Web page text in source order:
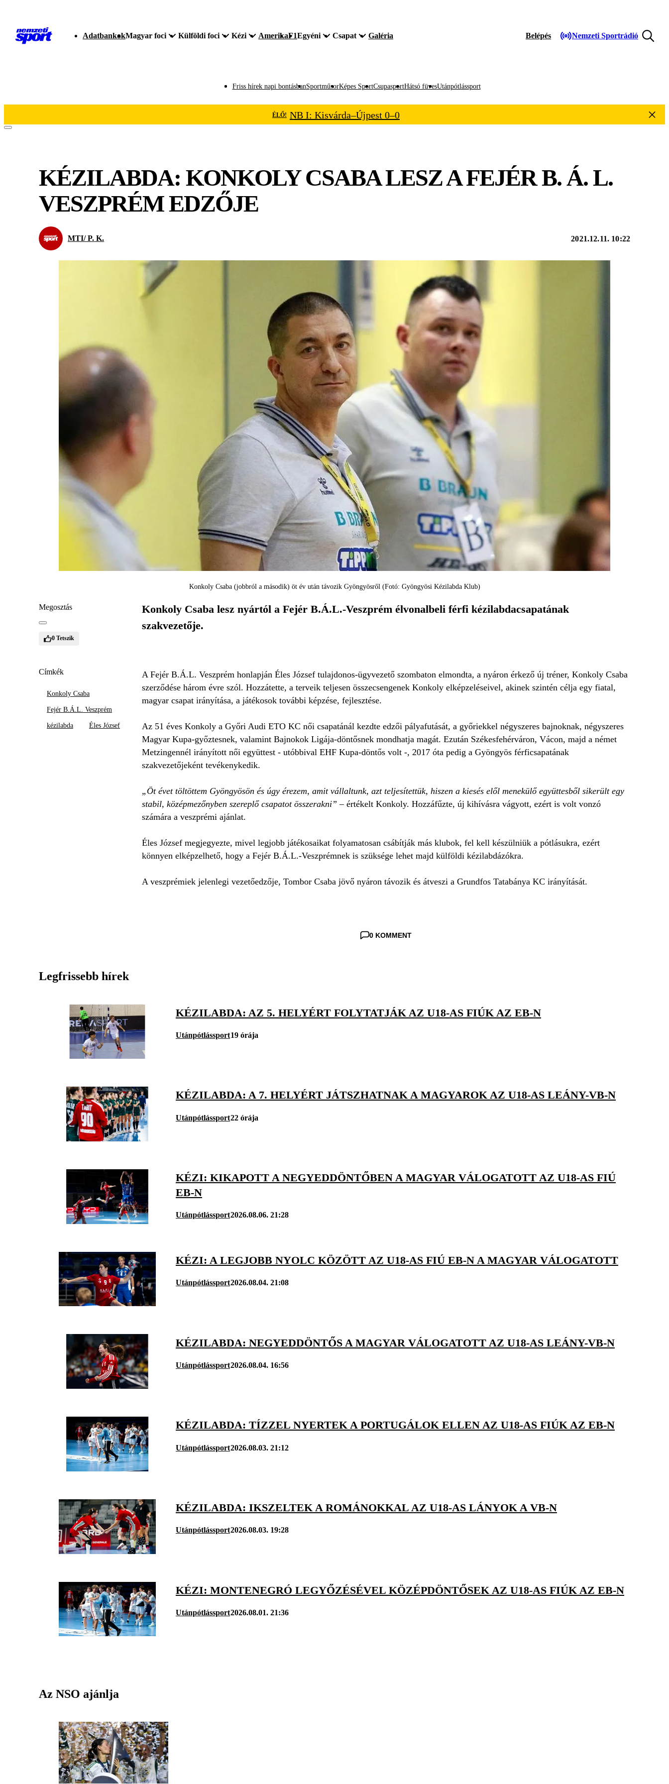
AdatbankokMagyar foci Külföldi foci Kézi AmerikaF1Egyéni Csapat Galéria Belépés Nemzeti Sportrádió
Friss hírek napi bontásbanSportműsorKépes SportCsupasportHátsó füvesUtánpótlássport
ÉLŐ! NB I: Kisvárda–Újpest 0–0
KÉZILABDA: KONKOLY CSABA LESZ A FEJÉR B. Á. L.
VESZPRÉM EDZŐJE
MTI/ P. K. 2021.12.11. 10:22
Konkoly Csaba (jobbról a második) öt év után távozik Gyöngyösről (Fotó: Gyöngyösi Kézilabda Klub)
Megosztás
0 Tetszik
Címkék
Konkoly Csaba
Fejér B.Á.L. Veszprém
kézilabda Éles József
Konkoly Csaba lesz nyártól a Fejér B.Á.L.-Veszprém élvonalbeli férfi kézilabdacsapatának
szakvezetője.
A Fejér B.Á.L. Veszprém honlapján Éles József tulajdonos-ügyvezető szombaton elmondta, a nyáron érkező új tréner, Konkoly Csaba
szerződése három évre szól. Hozzátette, a terveik teljesen összecsengenek Konkoly elképzeléseivel, akinek szintén célja egy fiatal,
magyar csapat irányítása, a játékosok további képzése, fejlesztése.
Az 51 éves Konkoly a Győri Audi ETO KC női csapatánál kezdte edzői pályafutását, a győriekkel négyszeres bajnoknak, négyszeres
Magyar Kupa-győztesnek, valamint Bajnokok Ligája-döntősnek mondhatja magát. Ezután Székesfehérváron, Vácon, majd a német
Metzingennél irányított női együttest - utóbbival EHF Kupa-döntős volt -, 2017 óta pedig a Gyöngyös férficsapatának
szakvezetőjeként tevékenykedik.
„Öt évet töltöttem Gyöngyösön és úgy érezem, amit vállaltunk, azt teljesítettük, hiszen a kiesés elől menekülő együttesből sikerült egy
stabil, középmezőnyben szereplő csapatot összerakni” – értékelt Konkoly. Hozzáfűzte, új kihívásra vágyott, ezért is volt vonzó
számára a veszprémi ajánlat.
Éles József megjegyezte, mivel legjobb játékosaikat folyamatosan csábítják más klubok, fel kell készülniük a pótlásukra, ezért
könnyen elképzelhető, hogy a Fejér B.Á.L.-Veszprémnek is szüksége lehet majd külföldi kézilabdázókra.
A veszprémiek jelenlegi vezetőedzője, Tombor Csaba jövő nyáron távozik és átveszi a Grundfos Tatabánya KC irányítását.
0 KOMMENT
Legfrissebb hírek
KÉZILABDA: AZ 5. HELYÉRT FOLYTATJÁK AZ U18-AS FIÚK AZ EB-N
Utánpótlássport19 órája
KÉZILABDA: A 7. HELYÉRT JÁTSZHATNAK A MAGYAROK AZ U18-AS LEÁNY-VB-N
Utánpótlássport22 órája
KÉZI: KIKAPOTT A NEGYEDDÖNTŐBEN A MAGYAR VÁLOGATOTT AZ U18-AS FIÚ
EB-N
Utánpótlássport2026.08.06. 21:28
KÉZI: A LEGJOBB NYOLC KÖZÖTT AZ U18-AS FIÚ EB-N A MAGYAR VÁLOGATOTT
Utánpótlássport2026.08.04. 21:08
KÉZILABDA: NEGYEDDÖNTŐS A MAGYAR VÁLOGATOTT AZ U18-AS LEÁNY-VB-N
Utánpótlássport2026.08.04. 16:56
KÉZILABDA: TÍZZEL NYERTEK A PORTUGÁLOK ELLEN AZ U18-AS FIÚK AZ EB-N
Utánpótlássport2026.08.03. 21:12
KÉZILABDA: IKSZELTEK A ROMÁNOKKAL AZ U18-AS LÁNYOK A VB-N
Utánpótlássport2026.08.03. 19:28
KÉZI: MONTENEGRÓ LEGYŐZÉSÉVEL KÖZÉPDÖNTŐSEK AZ U18-AS FIÚK AZ EB-N
Utánpótlássport2026.08.01. 21:36
Az NSO ajánlja